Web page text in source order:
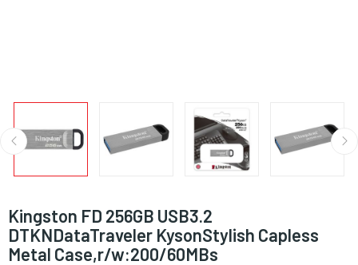
Kingston FD 256GB USB3.2
DTKNDataTraveler KysonStylish Capless
Metal Case,r/w:200/60MBs